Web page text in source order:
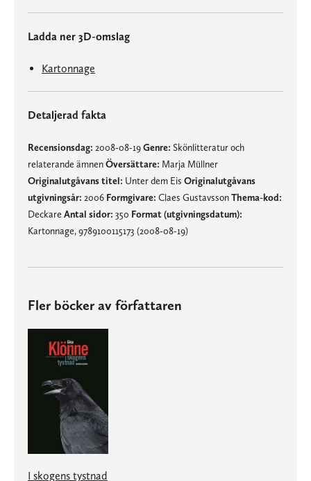
Ladda ner 3D-omslag
Kartonnage
Detaljerad fakta
Recensionsdag: 2008-08-19Genre: Skönlitteratur och
relaterande ämnenÖversättare: Marja Müllner
Originalutgåvans titel: Unter dem Eis Originalutgåvans
utgivningsår: 2006 Formgivare: Claes GustavssonThema-kod:
Deckare Antal sidor: 350 Format (utgivningsdatum):
Kartonnage, 9789100115173 (2008-08-19)
Fler böcker av författaren
I skogens tystnad